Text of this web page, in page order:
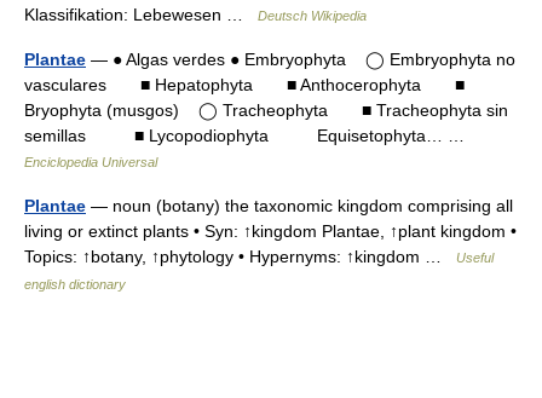
Klassifikation: Lebewesen …
Deutsch Wikipedia
Plantae — ● Algas verdes ● Embryophyta ◯ Embryophyta no
vasculares ■ Hepatophyta ■ Anthocerophyta ■
Bryophyta (musgos) ◯ Tracheophyta ■ Tracheophyta sin
semillas ■ Lycopodiophyta Equisetophyta… …
Enciclopedia Universal
Plantae — noun (botany) the taxonomic kingdom comprising all
living or extinct plants • Syn: ↑kingdom Plantae, ↑plant kingdom •
Topics: ↑botany, ↑phytology • Hypernyms: ↑kingdom …
Useful
english dictionary